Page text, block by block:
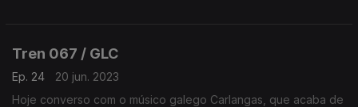
Tren 067 / GLC
Ep. 24
20 jun. 2023
Hoje converso com o músico galego Carlangas, que acaba de